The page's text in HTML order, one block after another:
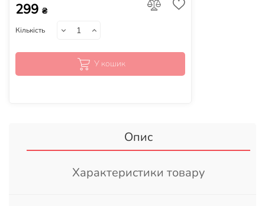
299 ₴
Кількість
У кошик
Опис
Характеристики товару